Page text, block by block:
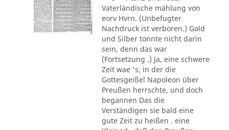
Vaterländische mählung von
eorv Hvrn. (Unbefugter
Nachdruck ist verboren.) Gold
und Silber tonnte nicht darin
sein, denn das war
(Fortsetzung .) Ja, eine schwere
Zeit wae 's, in der die
Gottesgeißel Napoleon über
Preußen herrschte, und doch
begannen Das die
Verständigen sie bald eine
gute Zeit zu heißen . eine